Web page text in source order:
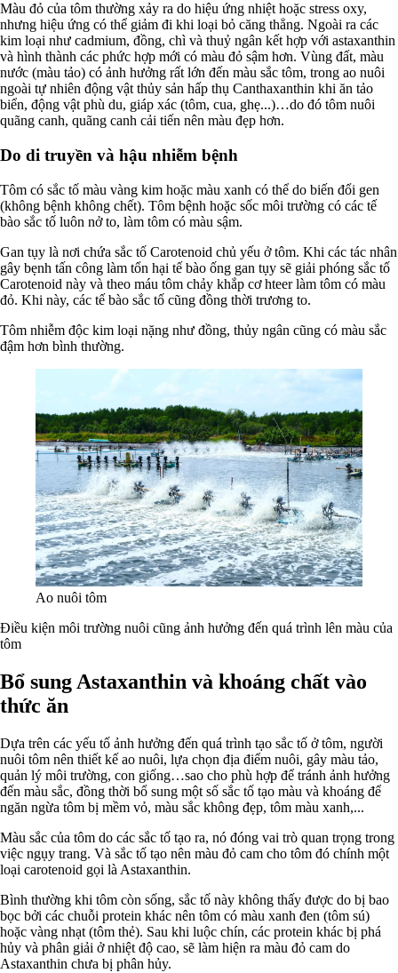
Màu đỏ của tôm thường xảy ra do hiệu ứng nhiệt hoặc stress oxy,
nhưng hiệu ứng có thể giảm đi khi loại bỏ căng thẳng. Ngoài ra các
kim loại như cadmium, đồng, chì và thuỷ ngân kết hợp với astaxanthin
và hình thành các phức hợp mới có màu đỏ sậm hơn. Vùng đất, màu
nước (màu tảo) có ảnh hưởng rất lớn đến màu sắc tôm, trong ao nuôi
ngoài tự nhiên động vật thủy sản hấp thụ Canthaxanthin khi ăn tảo
biển, động vật phù du, giáp xác (tôm, cua, ghẹ...)…do đó tôm nuôi
quãng canh, quãng canh cải tiến nên màu đẹp hơn.
Do di truyền và hậu nhiễm bệnh
Tôm có sắc tố màu vàng kim hoặc màu xanh có thể do biến đổi gen
(không bệnh không chết). Tôm bệnh hoặc sốc môi trường có các tế
bào sắc tố luôn nở to, làm tôm có màu sậm.
Gan tụy là nơi chứa sắc tố Carotenoid chủ yếu ở tôm. Khi các tác nhân
gây bẹnh tấn công làm tổn hại tế bào ống gan tụy sẽ giải phóng sắc tố
Carotenoid này và theo máu tôm chảy khắp cơ hteer làm tôm có màu
đỏ. Khi này, các tế bào sắc tố cũng đồng thời trương to.
Tôm nhiễm độc kim loại nặng như đồng, thủy ngân cũng có màu sắc
đậm hơn bình thường.
Ao nuôi tôm
Điều kiện môi trường nuôi cũng ảnh hưởng đến quá trình lên màu của
tôm
Bổ sung Astaxanthin và khoáng chất vào
thức ăn
Dựa trên các yếu tố ảnh hưởng đến quá trình tạo sắc tố ở tôm, người
nuôi tôm nên thiết kế ao nuôi, lựa chọn địa điểm nuôi, gây màu tảo,
quản lý môi trường, con giống…sao cho phù hợp để tránh ảnh hưởng
đến màu sắc, đồng thời bổ sung một số sắc tố tạo màu và khoáng để
ngăn ngừa tôm bị mềm vỏ, màu sắc không đẹp, tôm màu xanh,...
Màu sắc của tôm do các sắc tố tạo ra, nó đóng vai trò quan trọng trong
việc ngụy trang. Và sắc tố tạo nên màu đỏ cam cho tôm đó chính một
loại carotenoid gọi là Astaxanthin.
Bình thường khi tôm còn sống, sắc tố này không thấy được do bị bao
bọc bởi các chuỗi protein khác nên tôm có màu xanh đen (tôm sú)
hoặc vàng nhạt (tôm thẻ). Sau khi luộc chín, các protein khác bị phá
hủy và phân giải ở nhiệt độ cao, sẽ làm hiện ra màu đỏ cam do
Astaxanthin chưa bị phân hủy.